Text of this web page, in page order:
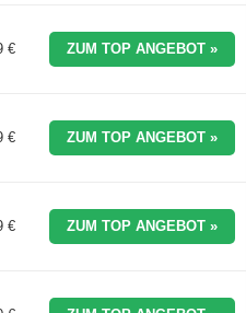
€ ZUM TOP ANGEBOT »
€ ZUM TOP ANGEBOT »
€ ZUM TOP ANGEBOT »